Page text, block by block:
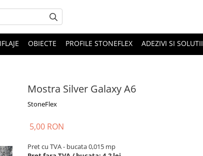
OBIECTE PROFILE STONEFLEX ADEZIVI SI SOLUTII
Mostra Silver Galaxy A6
StoneFlex
5,00 RON
Pret cu TVA - bucata 0,015 mp